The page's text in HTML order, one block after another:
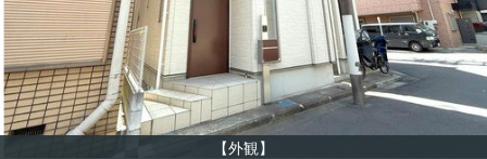
【外観】